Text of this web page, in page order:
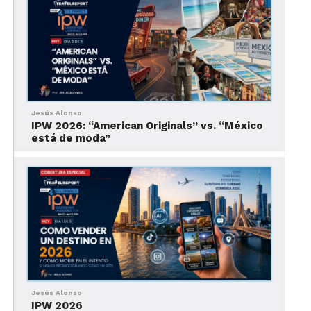
¿Dónde está Puerto
Peñasco?
¿Te vas a dejar conquistar por Puerto Peñasco?
Se localiza al
Jesús Alonso
IPW 2026: “American Originals” vs. “México
está de moda”
Jesús Alonso
IPW 2026